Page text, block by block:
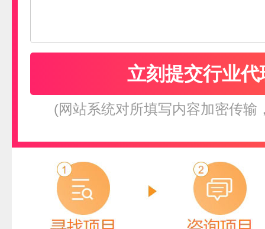
(网站系统对所填写内容加密传输